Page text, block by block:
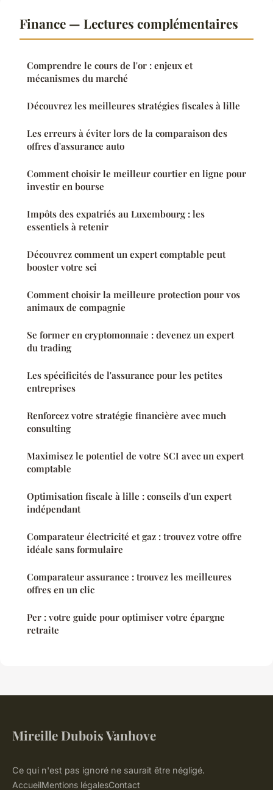
Finance — Lectures complémentaires
Comprendre le cours de l'or : enjeux et
mécanismes du marché
Découvrez les meilleures stratégies fiscales à lille
Les erreurs à éviter lors de la comparaison des
offres d'assurance auto
Comment choisir le meilleur courtier en ligne pour
investir en bourse
Impôts des expatriés au Luxembourg : les
essentiels à retenir
Découvrez comment un expert comptable peut
booster votre sci
Comment choisir la meilleure protection pour vos
animaux de compagnie
Se former en cryptomonnaie : devenez un expert
du trading
Les spécificités de l'assurance pour les petites
entreprises
Renforcez votre stratégie financière avec much
consulting
Maximisez le potentiel de votre SCI avec un expert
comptable
Optimisation fiscale à lille : conseils d'un expert
indépendant
Comparateur électricité et gaz : trouvez votre offre
idéale sans formulaire
Comparateur assurance : trouvez les meilleures
offres en un clic
Per : votre guide pour optimiser votre épargne
retraite
Mireille Dubois Vanhove
Ce qui n'est pas ignoré ne saurait être négligé.
AccueilMentions légalesContact